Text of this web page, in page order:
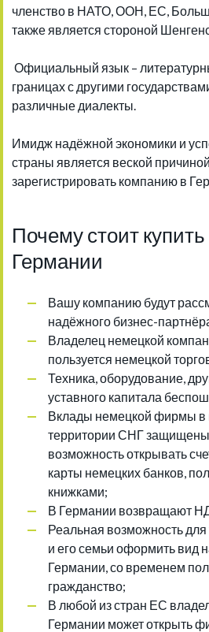
членство в НАТО, ООН, ЕС,
также является стороной
Официальный язык –
границах с другими
различные диалекты.
Имидж надёжной экономики и
страны является веской
зарегистрировать компанию в
Почему стоит
Германии
Вашу компанию будут
надёжного бизнес-
Владелец немецкой
пользуется немецкой
Техника, оборудование,
уставного капитала
Вклады немецкой фирмы в
территории СНГ защищены
возможность открывать
карты немецких банков,
книжками;
В Германии возвращают
Реальная возможность
и его семьи оформить вид
Германии, со временем
гражданство;
В любой из стран ЕС
Германии может открыть